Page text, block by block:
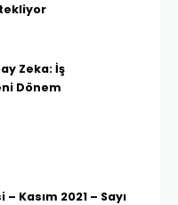
Zeka: İş
Dönem
– Kasım 2021 – Sayı